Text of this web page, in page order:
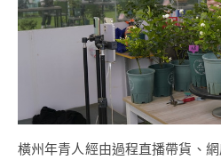
橫州年青人經由過程直播帶貨、